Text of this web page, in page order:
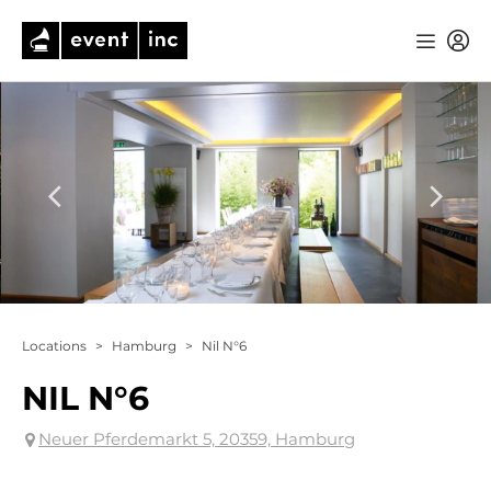
Locations > Hamburg > Nil N°6
NIL N°6
Neuer Pferdemarkt 5, 20359, Hamburg